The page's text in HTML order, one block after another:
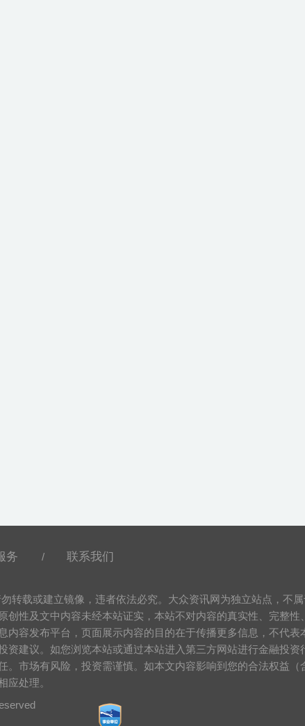
务 / 联系我们
转载或建立镜像，违者依法必究。大众资讯网为独立站点，不
创性及文中内容未经本站证实，本站不对内容的真实性、完整性
容发布平台，页面展示内容的目的在于传播更多信息，不代表
资建议。如您浏览本站或通过本站进入第三方网站进行金融投资
。市场有风险，投资需谨慎。如本文内容影响到您的合法权益（
应处理。